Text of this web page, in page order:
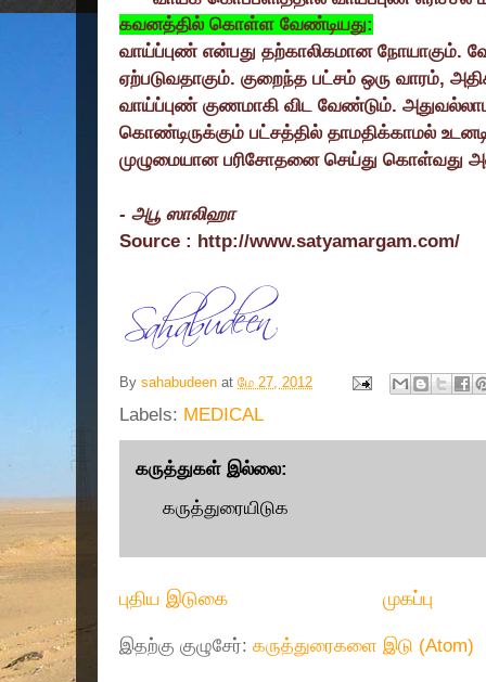
கவனத்தில் கொள்ள வேண்டியது:
வாய்ப்புண் என்பது தற்காலிகமான நோயாகும்.
ஏற்படுவதாகும். குறைந்த பட்சம் ஒரு வாரம்,
வாய்ப்புண் குணமாகி விட வேண்டும்.
கொண்டிருக்கும் பட்சத்தில் தாமதிக்காமல்
முழுமையான பரிசோதனை செய்து கொள்வது
- அபூ ஸாலிஹா
Source : http://www.satyamargam.com/
By sahabudeen at மே 27, 2012
Labels: MEDICAL
கருத்துகள் இல்லை:
கருத்துரையிடுக
புதிய இடுகை முகப்பு
இதற்கு குழுசேர்: கருத்துரைகளை இடு (Atom)